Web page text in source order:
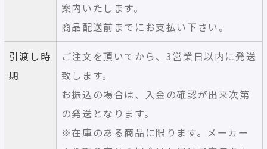
案内いたします。
商品配送前までにお支払い下さい。
引渡し時
期
ご注文を頂いてから、3営業日以内に発送
致します。
お振込の場合は、入金の確認が出来次第
の発送となります。
※在庫のある商品に限ります。メーカー